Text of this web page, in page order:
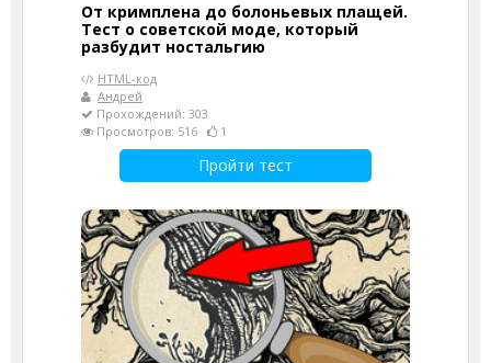
От кримплена до болоньевых плащей.
Тест о советской моде, который
разбудит ностальгию
HTML-код
Андрей
Прохождений: 303
Просмотров: 516
1
Пройти тест